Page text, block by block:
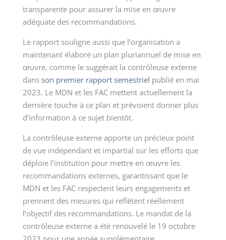
transparente pour assurer la mise en œuvre
adéquate des recommandations.
Le rapport souligne aussi que l’organisation a
maintenant élaboré un plan pluriannuel de mise en
œuvre, comme le suggérait la contrôleuse externe
dans son premier rapport semestriel publié en mai
2023. Le MDN et les FAC mettent actuellement la
dernière touche à ce plan et prévoient donner plus
d’information à ce sujet bientôt.
La contrôleuse externe apporte un précieux point
de vue indépendant et impartial sur les efforts que
déploie l’institution pour mettre en œuvre les
recommandations externes, garantissant que le
MDN et les FAC respectent leurs engagements et
prennent des mesures qui reflètent réellement
l’objectif des recommandations. Le mandat de la
contrôleuse externe a été renouvelé le 19 octobre